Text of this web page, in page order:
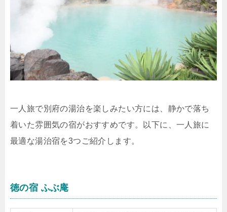
一人旅で別府の湯治を楽しみたい方には、静かで落ち
着いた雰囲気の宿がおすすめです。以下に、一人旅に
最適な湯治宿を3つご紹介します。
徳の宿 ふぶ庵